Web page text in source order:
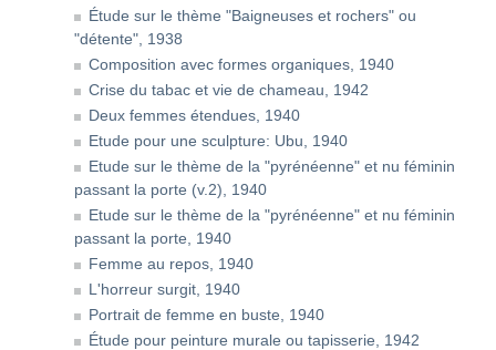
Étude sur le thème "Baigneuses et rochers" ou
"détente", 1938
Composition avec formes organiques, 1940
Crise du tabac et vie de chameau, 1942
Deux femmes étendues, 1940
Etude pour une sculpture: Ubu, 1940
Etude sur le thème de la "pyrénéenne" et nu féminin
passant la porte (v.2), 1940
Etude sur le thème de la "pyrénéenne" et nu féminin
passant la porte, 1940
Femme au repos, 1940
L'horreur surgit, 1940
Portrait de femme en buste, 1940
Étude pour peinture murale ou tapisserie, 1942